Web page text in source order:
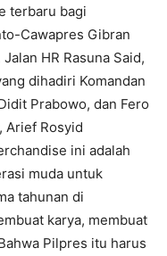
terbaru bagi
Cawapres Gibran
HR Rasuna Said,
dihadiri Komandan
Prabowo, dan Fero
Arief Rosyid
ini adalah
muda untuk
tahunan di
karya, membuat
Pilpres itu harus